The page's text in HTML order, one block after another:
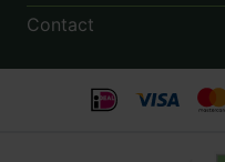
Contact